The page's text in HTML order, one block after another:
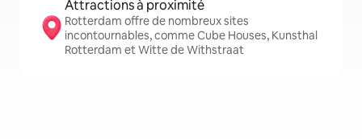
Attractions à proximité
Rotterdam offre de nombreux sites
incontournables, comme Cube Houses, Kunsthal
Rotterdam et Witte de Withstraat